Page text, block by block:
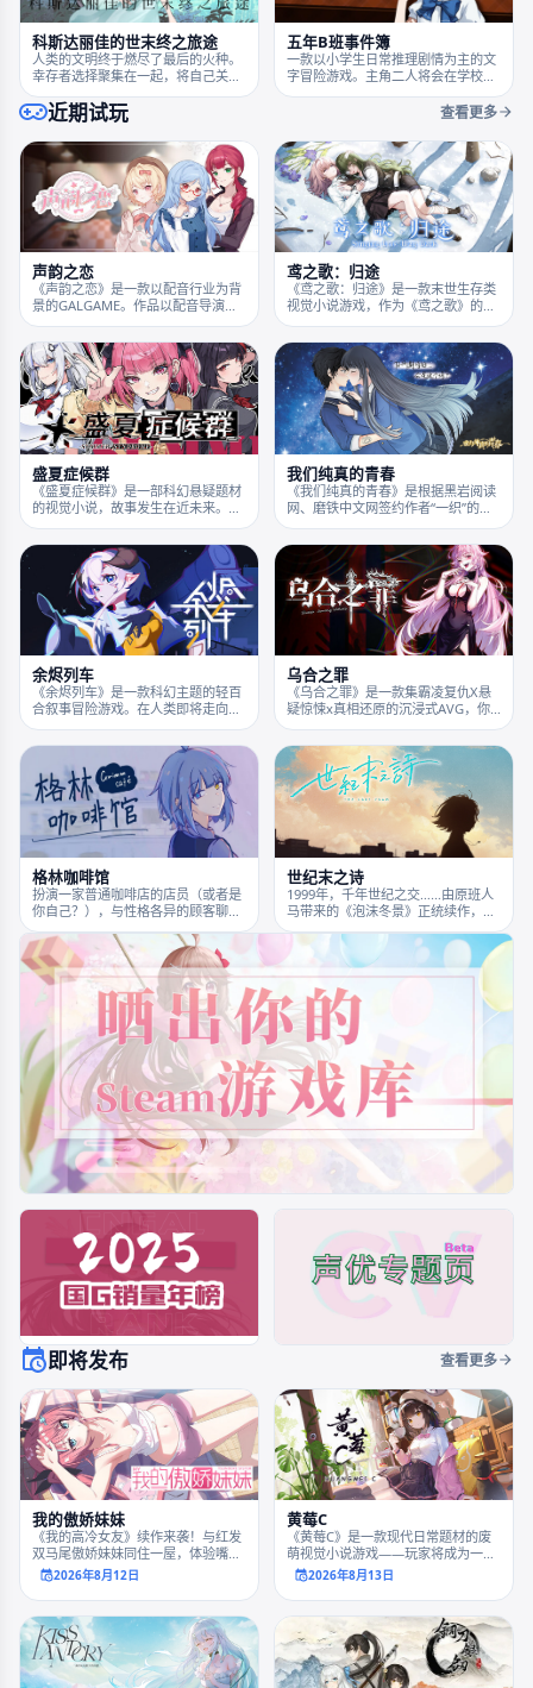
科斯达丽佳的世末终之旅途
人类的文明终于燃尽了最后的火种。
幸存者选择聚集在一起，将自己关在
安全区域等待死亡的降临。但科斯达
丽佳并没有。我也是。
五年B班事件簿
一款以小学生日常推理剧情为主的文
字冒险游戏。主角二人将会在学校生
活中遭遇各种日常而又不寻常的事
件。在一系列的调查与推理之后，玩
相。
近期试玩 查看更多
声韵之恋
《声韵之恋》是一款以配音行业为背
景的GALGAME。作品以配音导演张
文轩为主角，他受友人委托承接一部
番剧的配音执导工作，借此与三位风
格各异的配音演员相遇结缘并了解配
音行业的真实生态与圈内文化。
鸢之歌：归途
《鸢之歌：归途》是一款末世生存类
视觉小说游戏，作为《鸢之歌》的续
作，故事延续了前作剧情，在平安铃
带九玖离开江中城后，幸存的九玖进
入到了幸存者营地“鸢尾”，在这里她
遇见了那个“不曾遇见过”的林楠，同
时她也将在这里了解到自己所蕴含的
秘密，世界毁灭的真相以及拯救世界
的可能性……
盛夏症候群
《盛夏症候群》是一部科幻悬疑题材
的视觉小说，故事发生在近未来。诡
异的坠机事故、暗中活动的神秘组
……各种各样的事件正在同步发生，
玩家将通过章节选择体验非线性剧
情，逐渐了解故事的全貌。
我们纯真的青春
《我们纯真的青春》是根据黑岩阅读
网、磨铁中文网签约作者“一织”的同
名小说改编成的视觉小说游戏。 原著
机灵语言备受网友追捧，更引发了读
者对青春记忆与情感的共鸣和探讨。
余烬列车
《余烬列车》是一款科幻主题的轻百
合叙事冒险游戏。在人类即将走向寰
宇的新世纪，你作为新晋的研究员进
入巨型企业COSMIC，在挖掘
「ember」事件真相的过程中，与那
位看似陌生的上司，共同重启一段被
尘封的记忆。
乌合之罪
《乌合之罪》是一款集霸凌复仇X悬
疑惊悚x真相还原的沉浸式AVG，你
（玩家）所饰演的主人公将在与外界
彻底断连隔绝的诡异岛屿上历经一场
极端恶意的厮杀游戏，请寻找线索，
推进剧情，抵达十四年前那件校园事
件的真相……
格林咖啡馆
扮演一家普通咖啡店的店员（或者是
你自己？），与性格各异的顾客聊
天，为他们提供正确的饮料并成为朋
友。同时，和你性格有些古怪的老板
“三三”打好关系，和她也成为朋友。
如果顾客满意度不够的话可能会被你
的老板开除，请务必注意这一点！ 在
故事种偶尔会发生一些让人感到违和
的事情…或许说，这个地方似乎和你
想象中有些不太一样？ 是的！所以，
你的任务就是在游戏过程中尽情探索
关于这些违和感背后的真相！
世纪末之诗
1999年，千年世纪之交……由原班人
马带来的《泡沫冬景》正统续作，再
次向视觉小说表现力的极限发起挑
战。
即将发布 查看更多
我的傲娇妹妹
《我的高冷女友》续作来袭！与红发
双马尾傲娇妹妹同住一屋，体验嘴硬
心软的日常守护，解锁夏日限定的甜
蜜与感动。
2026年8月12日
黄莓C
《黄莓C》是一款现代日常题材的废
萌视觉小说游戏——玩家将成为一名
刚毕业没多久的应届生，体验另一个
世界的搞笑日常。这就是一个轻松愉
快且废萌的沙雕恋爱故事！没有黑深
残，也没有坏结局！此故事世界观与
现实没有任何联系！请不要用三次元
的思维去思考！
2026年8月13日